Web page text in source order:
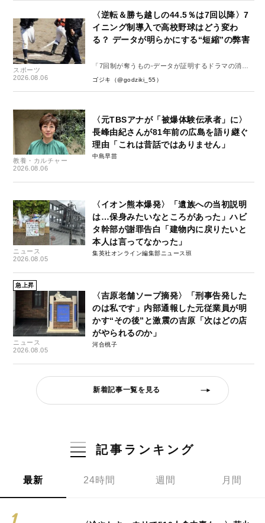
スポーツ
2026.08.06
〈逆転＆勝ち越しの44.5％は7回以降〉7
イニング制導入で高校野球はどう変わ
る？ データが明らかにする“短縮”の弊害
「7回制が奪うもの-データが証明するドラマの消
失-」
ゴジキ（@godziki_55）
教養・カルチャー
2026.08.06
〈元TBSアナが「被爆体験伝承者」に〉
長峰由紀さんが81年前の広島を語り継ぐ
理由「これは昔話ではありません」
中島早苗
ニュース
2026.08.05
〈イオン熊本爆発〉「遺族への当初説明
は…保身みたいなところがあった」ハビ
タ幹部が謝罪告白「建物内に戻りたいと
本人は言ってなかった」
集英社オンライン編集部ニュース班
急上昇
ニュース
2026.08.05
〈吉原老舗ソープ摘発〉「刑事告発した
のは私です」内部通報した元従業員が明
かす“その後”と激震の吉原「次はどの店
がやられるのか」
河合桃子
新着記事一覧を見る
記事ランキング
最新 24時間 週間 月間